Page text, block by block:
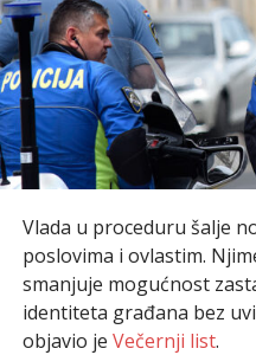
Vlada u proceduru šalje
poslovima i ovlastim.
smanjuje mogućnost
identiteta građana bez
objavio je Večernji list.